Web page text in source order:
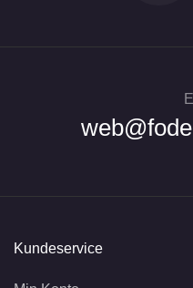
Kundeservice